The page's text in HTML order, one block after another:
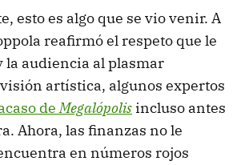
esto es algo que se vio venir. A
reafirmó el respeto que le
la audiencia al plasmar
artística, algunos expertos
deMegalópolis incluso antes
Ahora, las finanzas no le
en números rojos